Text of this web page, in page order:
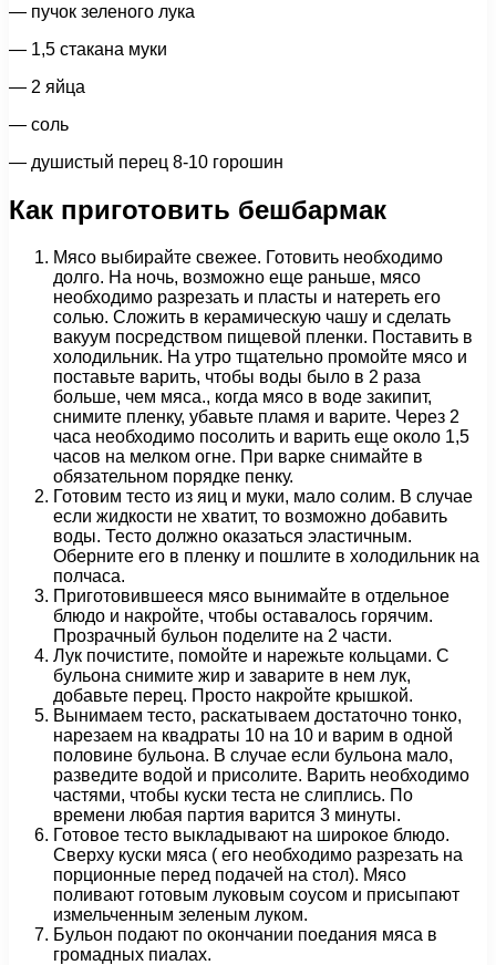
— пучок зеленого лука
— 1,5 стакана муки
— 2 яйца
— соль
— душистый перец 8-10 горошин
Как приготовить бешбармак
Мясо выбирайте свежее. Готовить необходимо
долго. На ночь, возможно еще раньше, мясо
необходимо разрезать и пласты и натереть его
солью. Сложить в керамическую чашу и сделать
вакуум посредством пищевой пленки. Поставить в
холодильник. На утро тщательно промойте мясо и
поставьте варить, чтобы воды было в 2 раза
больше, чем мяса., когда мясо в воде закипит,
снимите пленку, убавьте пламя и варите. Через 2
часа необходимо посолить и варить еще около 1,5
часов на мелком огне. При варке снимайте в
обязательном порядке пенку.
Готовим тесто из яиц и муки, мало солим. В случае
если жидкости не хватит, то возможно добавить
воды. Тесто должно оказаться эластичным.
Оберните его в пленку и пошлите в холодильник на
полчаса.
Приготовившееся мясо вынимайте в отдельное
блюдо и накройте, чтобы оставалось горячим.
Прозрачный бульон поделите на 2 части.
Лук почистите, помойте и нарежьте кольцами. С
бульона снимите жир и заварите в нем лук,
добавьте перец. Просто накройте крышкой.
Вынимаем тесто, раскатываем достаточно тонко,
нарезаем на квадраты 10 на 10 и варим в одной
половине бульона. В случае если бульона мало,
разведите водой и присолите. Варить необходимо
частями, чтобы куски теста не слиплись. По
времени любая партия варится 3 минуты.
Готовое тесто выкладывают на широкое блюдо.
Сверху куски мяса ( его необходимо разрезать на
порционные перед подачей на стол). Мясо
поливают готовым луковым соусом и присыпают
измельченным зеленым луком.
Бульон подают по окончании поедания мяса в
громадных пиалах.